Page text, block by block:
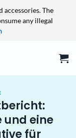
accessories. The
any illegal
und eine
für